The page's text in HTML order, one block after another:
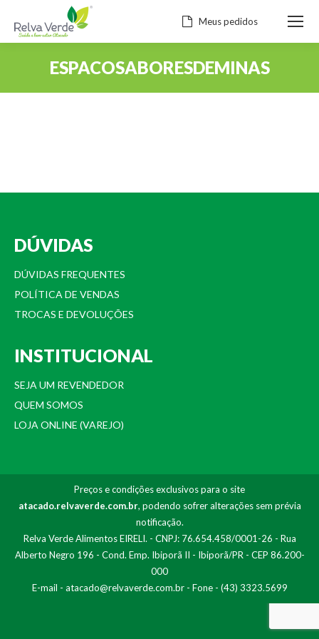
Meus pedidos
ESPACOSABORESDEMINAS
DÚVIDAS
DÚVIDAS FREQUENTES
POLÍTICA DE VENDAS
TROCAS E DEVOLUÇÕES
INSTITUCIONAL
SEJA UM REVENDEDOR
QUEM SOMOS
LOJA ONLINE (VAREJO)
Preços e condições exclusivos para o site
atacado.relvaverde.com.br, podendo sofrer alterações sem prévia
notificação.
Relva Verde Alimentos EIRELI. - CNPJ: 76.654.458/0001-26 - Rua
Alberto Negro 196 - Cond. Emp. Ibiporã II - Ibiporã/PR - CEP 86.200-
000
E-mail - atacado@relvaverde.com.br- Fone - (43) 3323.5699